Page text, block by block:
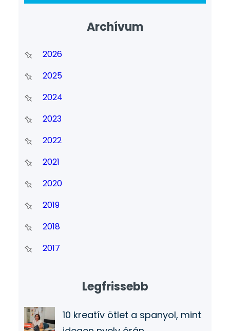
Archívum
2026
2025
2024
2023
2022
2021
2020
2019
2018
2017
Legfrissebb
10 kreatív ötlet a spanyol, mint